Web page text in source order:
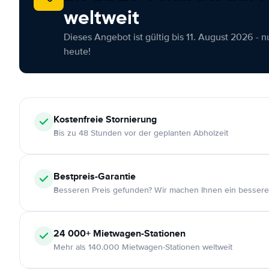
weltweit
Dieses Angebot ist gültig bis 11. August 2026 -
heute!
KostenfreieStornierung
Bis zu 48 Stunden vor der geplanten Abholzeit
Bestpreis-Garantie
Besseren Preis gefunden? Wir machen Ihnen ein
24 000+ Mietwagen-Stationen
Mehr als 140.000 Mietwagen-Stationen weltweit